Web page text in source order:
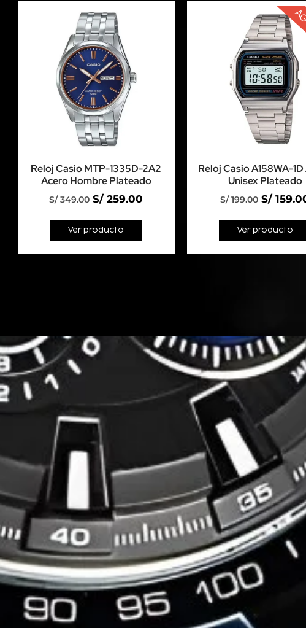
Reloj Casio MTP-1335D-2A2
Acero Hombre Plateado
S/349.00 S/ 259.00
Ver producto
Reloj Casio A158WA-
Unisex Plateado
S/199.00 S/
Ver producto